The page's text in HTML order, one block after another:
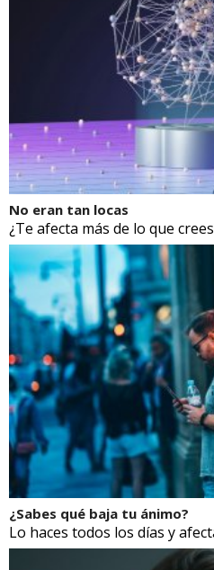
No eran tan locas
¿Te afecta más de lo que
¿Sabes qué baja tu ánimo?
Lo haces todos los días y